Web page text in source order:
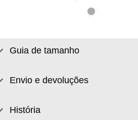
Guia de tamanho
Envio e devoluções
História